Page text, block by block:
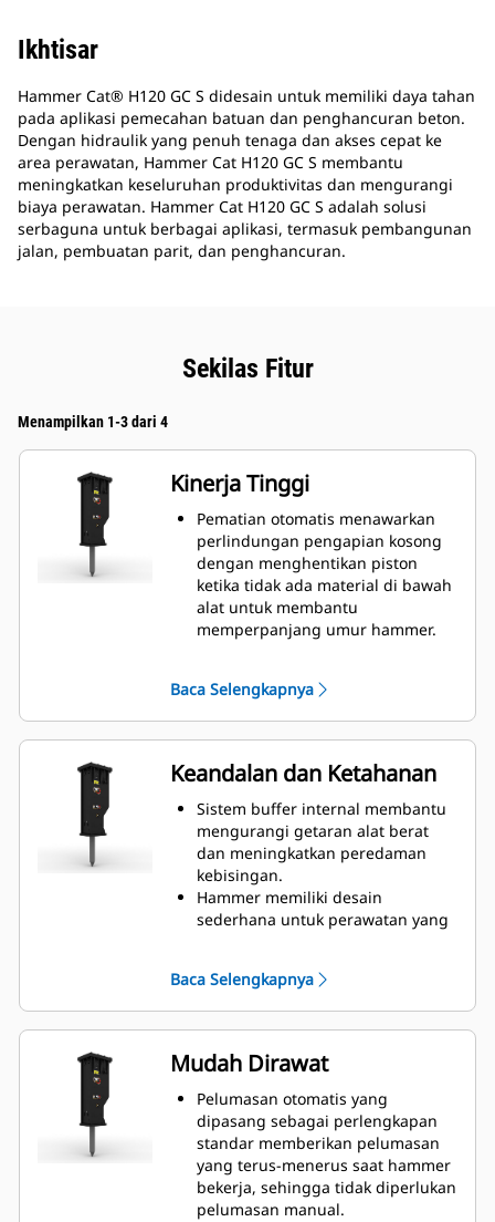
Ikhtisar
Hammer Cat® H120 GC S didesain untuk memiliki daya tahan
pada aplikasi pemecahan batuan dan penghancuran beton.
Dengan hidraulik yang penuh tenaga dan akses cepat ke
area perawatan, Hammer Cat H120 GC S membantu
meningkatkan keseluruhan produktivitas dan mengurangi
biaya perawatan. Hammer Cat H120 GC S adalah solusi
serbaguna untuk berbagai aplikasi, termasuk pembangunan
jalan, pembuatan parit, dan penghancuran.
Sekilas Fitur
Menampilkan 1-3 dari 4
Kinerja Tinggi
Pematian otomatis menawarkan
perlindungan pengapian kosong
dengan menghentikan piston
ketika tidak ada material di bawah
alat untuk membantu
memperpanjang umur hammer.
kecepatan piston tinggi atau daya
maksimum untuk membantu
meningkatkan efisiensi dan
produksi di lokasi kerja.
Fitur peredam suara standar
memungkinkan Anda
menggunakan hammer GC S di
lokasi kerja dengan area sensitif
suara seperti lingkungan
perumahan atau di dekat rumah
sakit yang menerapkan peraturan
Baca Selengkapnya
Keandalan dan Ketahanan
Sistem buffer internal membantu
mengurangi getaran alat berat
dan meningkatkan peredaman
kebisingan.
Hammer memiliki desain
sederhana untuk perawatan yang
mengurangi biaya kepemilikan
dan pengoperasian.
Komponen hidraulik penting
dilindungi dari kerusakan di
dalam rumah, membantu
mengurangi waktu henti di lokasi
kerja.
Baca Selengkapnya
Mudah Dirawat
Pelumasan otomatis yang
dipasang sebagai perlengkapan
standar memberikan pelumasan
yang terus-menerus saat hammer
bekerja, sehingga tidak diperlukan
pelumasan manual.